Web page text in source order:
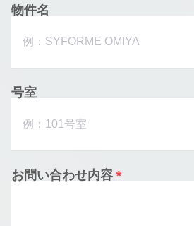
物件名
号室
お問い合わせ内容